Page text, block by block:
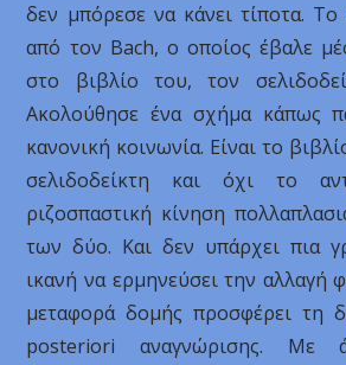
δεν μπόρεσε να κάνει τίποτα. Το
από τον Bach, ο οποίος έβαλε
στο βιβλίο του, τον
Ακολούθησε ένα σχήμα κάπως
κανονική κοινωνία. Είναι το
σελιδοδείκτη και όχι το
ριζοσπαστική κίνηση
των δύο. Και δεν υπάρχει πια
ικανή να ερμηνεύσει την αλλαγή
μεταφορά δομής προσφέρει τη
posteriori αναγνώρισης. Με